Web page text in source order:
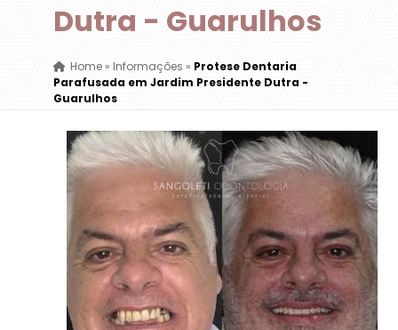
Dutra - Guarulhos
Home» Informações » Protese Dentaria
Parafusada em Jardim Presidente Dutra -
Guarulhos